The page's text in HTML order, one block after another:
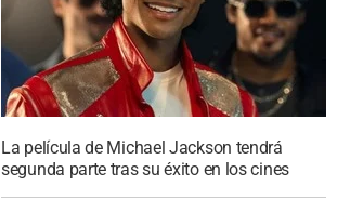
La película de Michael Jackson tendrá
segunda parte tras su éxito en los cines